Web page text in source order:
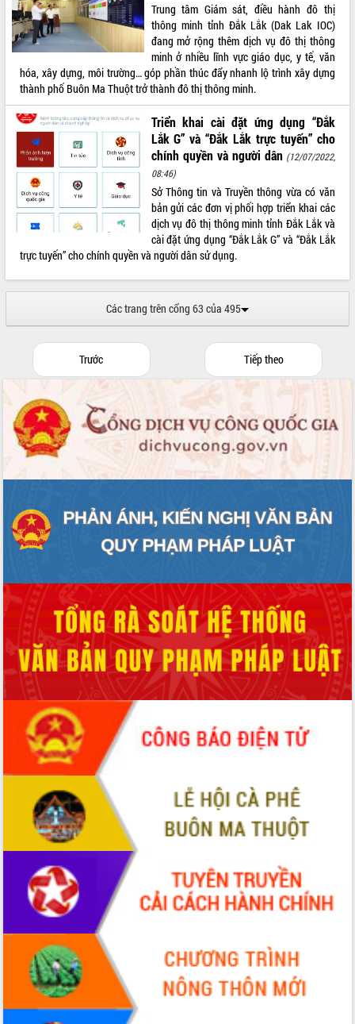
Trung tâm Giám sát, điều hành đô thị
thông minh tỉnh Đắk Lắk (Dak Lak IOC)
đang mở rộng thêm dịch vụ đô thị thông
minh ở nhiều lĩnh vực giáo dục, y tế, văn
hóa, xây dựng, môi trường… góp phần thúc đẩy nhanh lộ trình xây dựng
thành phố Buôn Ma Thuột trở thành đô thị thông minh.
Triển khai cài đặt ứng dụng “Đắk
Lắk G” và “Đắk Lắk trực tuyến” cho
chính quyền và người dân (12/07/2022,
08:46)
Sở Thông tin và Truyền thông vừa có văn
bản gửi các đơn vị phối hợp triển khai các
dịch vụ đô thị thông minh tỉnh Đắk Lắk và
cài đặt ứng dụng “Đắk Lắk G” và “Đắk Lắk
trực tuyến” cho chính quyền và người dân sử dụng.
Các trang trên cổng 63 của 495
Trước Tiếp theo